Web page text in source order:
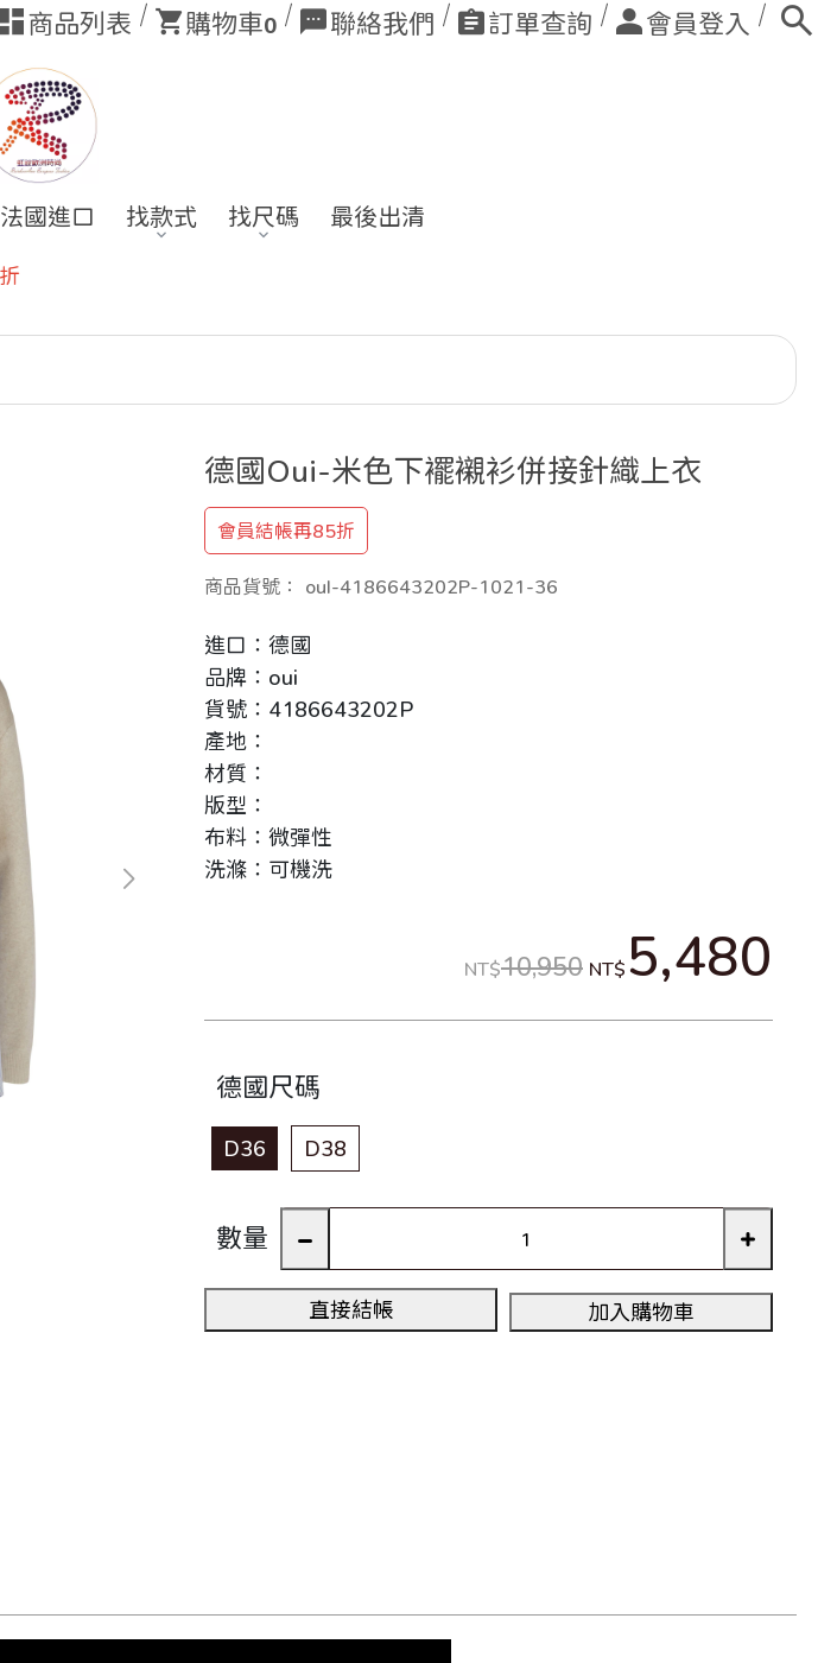
商品列表 購物車0 聯絡我們 訂單查詢 會員登入
國進口 找款式 找尺碼 最後出清
德國Oui-米色下襬襯衫併接針織上衣
會員結帳再85折
商品貨號： ouI-4186643202P-1021-36
進口：德國
品牌：oui
貨號：4186643202P
產地：
材質：
版型：
布料：微彈性
洗滌：可機洗
NT$10,950 NT$ 5,480
德國尺碼
D36 D38
數量
直接結帳 加入購物車